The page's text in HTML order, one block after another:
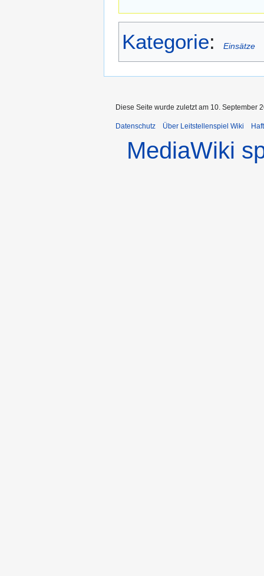
Kategorie: Einsätze
Diese Seite wurde zuletzt am 10. September
Datenschutz Über Leitstellenspiel Wiki
MediaWiki